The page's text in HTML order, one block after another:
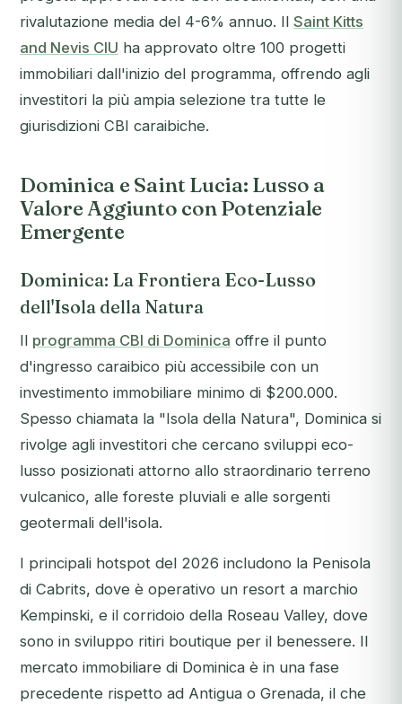
rivalutazione media del 4-6% annuo. Il Saint Kitts
and Nevis CIU ha approvato oltre 100 progetti
immobiliari dall'inizio del programma, offrendo agli
investitori la più ampia selezione tra tutte le
giurisdizioni CBI caraibiche.
Dominica e Saint Lucia: Lusso a
Valore Aggiunto con Potenziale
Emergente
Dominica: La Frontiera Eco-Lusso
dell'Isola della Natura
Il programma CBI di Dominica offre il punto
d'ingresso caraibico più accessibile con un
investimento immobiliare minimo di $200.000.
Spesso chiamata la "Isola della Natura", Dominica si
rivolge agli investitori che cercano sviluppi eco-
lusso posizionati attorno allo straordinario terreno
vulcanico, alle foreste pluviali e alle sorgenti
geotermali dell'isola.
I principali hotspot del 2026 includono la Penisola
di Cabrits, dove è operativo un resort a marchio
Kempinski, e il corridoio della Roseau Valley, dove
sono in sviluppo ritiri boutique per il benessere. Il
mercato immobiliare di Dominica è in una fase
precedente rispetto ad Antigua o Grenada, il che